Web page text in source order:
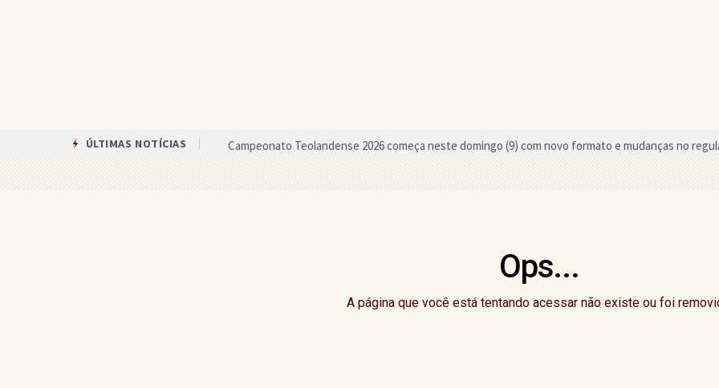
ÚLTIMAS NOTÍCIAS
Campeonato Teolandense 2026 começa neste domingo (9) com novo formato e mudanças no
Assembleia de Deus em Gandu promove 3ª edição do "CelebrAí CelebrAí" nesta quinta-feira; saiba
Circuito das Artes oferece cursos e oficinas gratuitas em Gandu
Ops...
A página que você está tentando acessar não existe ou foi